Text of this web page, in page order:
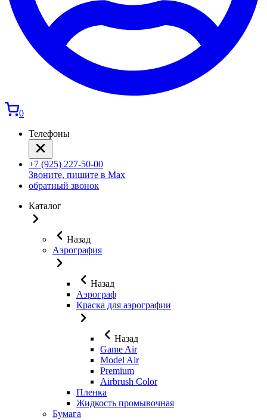
0
Телефоны
+7 (925) 227-50-00
Звоните, пишите в Max
обратный звонок
Каталог
Назад
Аэрография
Назад
Аэрограф
Краска для аэрографии
Назад
Game Air
Model Air
Premium
Airbrush Color
Пленка
Жидкость промывочная
Бумага